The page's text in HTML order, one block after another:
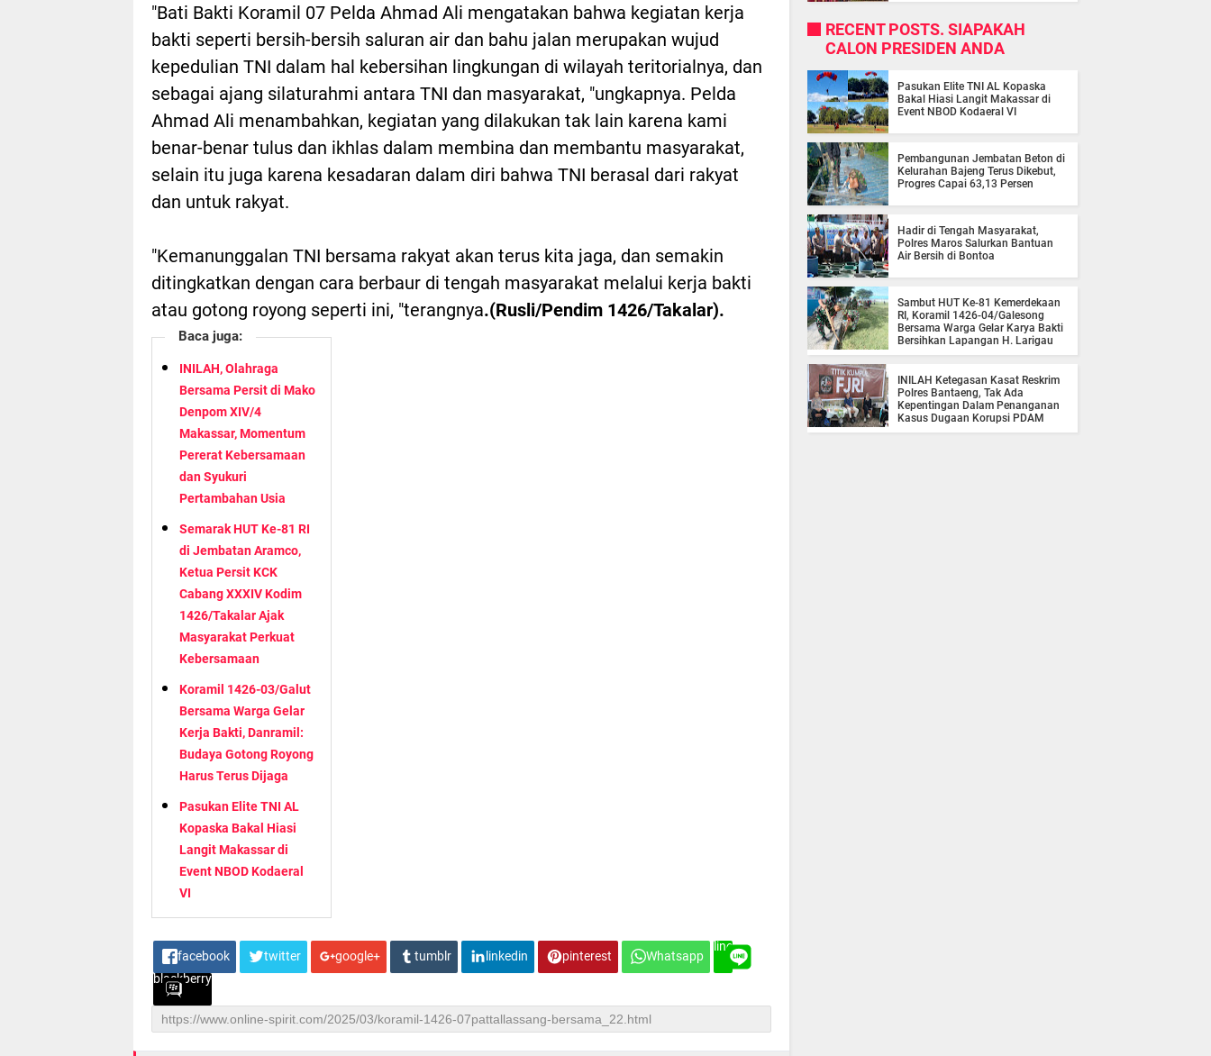
"Bati Bakti Koramil 07 Pelda Ahmad Ali mengatakan bahwa kegiatan kerja
bakti seperti bersih-bersih saluran air dan bahu jalan merupakan wujud
kepedulian TNI dalam hal kebersihan lingkungan di wilayah teritorialnya, dan
sebagai ajang silaturahmi antara TNI dan masyarakat, "ungkapnya. Pelda
Ahmad Ali menambahkan, kegiatan yang dilakukan tak lain karena kami
benar-benar tulus dan ikhlas dalam membina dan membantu masyarakat,
selain itu juga karena kesadaran dalam diri bahwa TNI berasal dari rakyat
dan untuk rakyat.
"Kemanunggalan TNI bersama rakyat akan terus kita jaga, dan semakin
ditingkatkan dengan cara berbaur di tengah masyarakat melalui kerja bakti
atau gotong royong seperti ini, "terangnya.(Rusli/Pendim 1426/Takalar).
Baca juga:
INILAH, Olahraga
Bersama Persit di Mako
Denpom XIV/4
Makassar, Momentum
Pererat Kebersamaan
dan Syukuri
Pertambahan Usia
Semarak HUT Ke-81 RI
di Jembatan Aramco,
Ketua Persit KCK
Cabang XXXIV Kodim
1426/Takalar Ajak
Masyarakat Perkuat
Kebersamaan
Koramil 1426-03/Galut
Bersama Warga Gelar
Kerja Bakti, Danramil:
Budaya Gotong Royong
Harus Terus Dijaga
Pasukan Elite TNI AL
Kopaska Bakal Hiasi
Langit Makassar di
Event NBOD Kodaeral
VI
facebook twitter google+ tumblr linkedin pinterest Whatsapp
line
blackberry
RECENT POSTS. SIAPAKAH
CALON PRESIDEN ANDA
Pasukan Elite TNI AL Kopaska
Bakal Hiasi Langit Makassar di
Event NBOD Kodaeral VI
Pembangunan Jembatan Beton di
Kelurahan Bajeng Terus Dikebut,
Progres Capai 63,13 Persen
Hadir di Tengah Masyarakat,
Polres Maros Salurkan Bantuan
Air Bersih di Bontoa
Sambut HUT Ke-81 Kemerdekaan
RI, Koramil 1426-04/Galesong
Bersama Warga Gelar Karya Bakti
Bersihkan Lapangan H. Larigau
INILAH Ketegasan Kasat Reskrim
Polres Bantaeng, Tak Ada
Kepentingan Dalam Penanganan
Kasus Dugaan Korupsi PDAM